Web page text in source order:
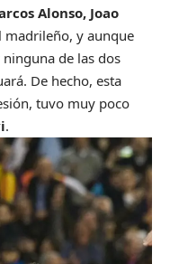
Alonso, Joao
madrileño, y aunque
de las dos
De hecho, esta
tuvo muy poco
.